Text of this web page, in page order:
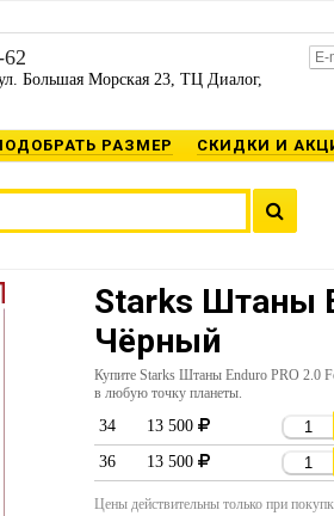
Большая Морская 23, ТЦ Диалог,
РАЗМЕР СКИДКИ И
Starks Штаны
Чёрный
Купите Starks Штаны Enduro PRO 2.0
в любую точку планеты.
34 13 500
36
13 500
Цены действительны только при